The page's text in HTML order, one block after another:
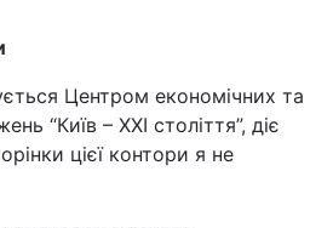
Центром економічних та
“Київ – ХХІ століття”, діє
цієї контори я не